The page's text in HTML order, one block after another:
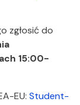
zgłosić do
15:00-
EU: Student-